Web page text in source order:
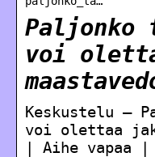
Paljonko
voi
Keskustelu –
voi olettaa
| Aihe vapaa |